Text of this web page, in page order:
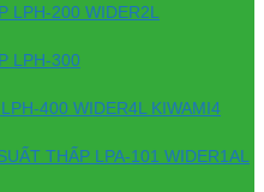
LPH-200 WIDER2L
LPH-300
400 WIDER4L KIWAMI4
THẤP LPA-101 WIDER1AL